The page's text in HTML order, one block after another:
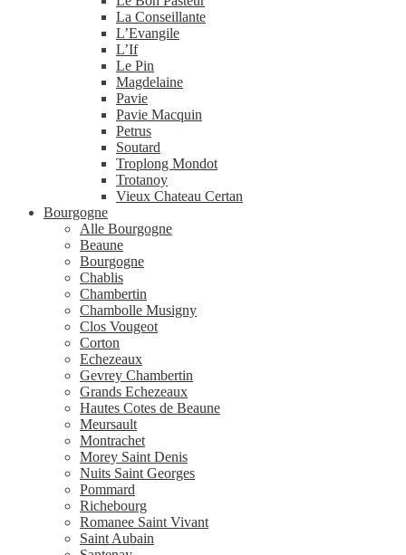
La Conseillante
L’Evangile
L’If
Le Pin
Magdelaine
Pavie
Pavie Macquin
Petrus
Soutard
Troplong Mondot
Trotanoy
Vieux Chateau Certan
Bourgogne
Alle Bourgogne
Beaune
Bourgogne
Chablis
Chambertin
Chambolle Musigny
Clos Vougeot
Corton
Echezeaux
Gevrey Chambertin
Grands Echezeaux
Hautes Cotes de Beaune
Meursault
Montrachet
Morey Saint Denis
Nuits Saint Georges
Pommard
Richebourg
Romanee Saint Vivant
Saint Aubain